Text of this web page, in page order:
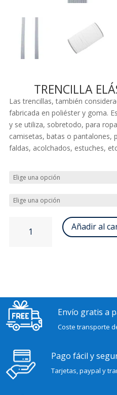
TRENCILLA
Las trencillas, también
fabricada en poliéster y goma.
y se utiliza, sobretodo, para
camisetas, batas o pantalones,
faldas, acolchados, estuches,
elástica
Añadir al
Envío gratis a
Coste transporte
Pago fácil y
Tarjetas, paypal y